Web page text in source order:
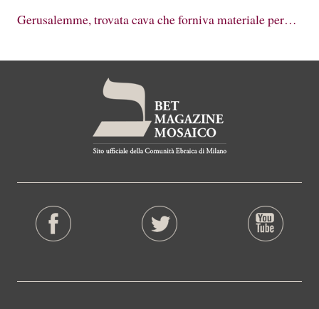
Gerusalemme, trovata cava che forniva materiale per…